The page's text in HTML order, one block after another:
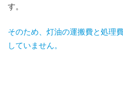
す。
そのため、灯油の運搬費と処理
していません。